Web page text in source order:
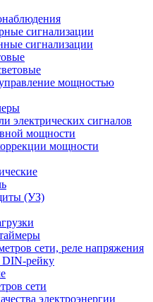
сигнализации
сигнализации
мощностью
электрических сигналов
мощности
мощности
(УЗ)
сети, реле напряжения
DIN-рейку
сети
электроэнергии